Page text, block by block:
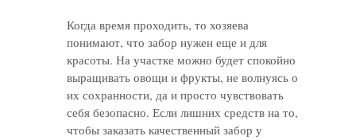
Когда время проходить, то хозяева
понимают, что забор нужен еще и для
красоты. На участке можно будет спокойно
выращивать овощи и фрукты, не волнуясь о
их сохранности, да и просто чувствовать
себя безопасно. Если лишних средств на то,
чтобы заказать качественный забор у